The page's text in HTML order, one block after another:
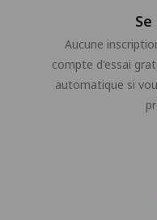
Aucune
compte d'essai
automatique si